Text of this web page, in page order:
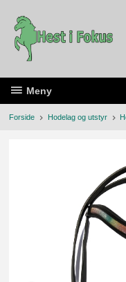
innholdet
Meny
Forside Hodelag og utstyr